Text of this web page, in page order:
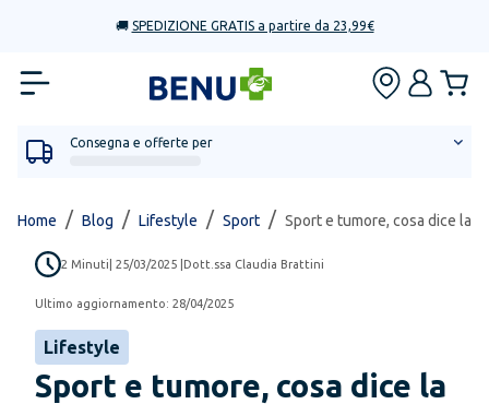
🚚 SPEDIZIONE GRATIS a partire da 23,99€
Consegna e offerte per
Home / Blog / Lifestyle / Sport / Sport e tumore, cosa dice la
2 Minuti 25/03/2025 Dott.ssa Claudia Brattini
Ultimo aggiornamento: 28/04/2025
Lifestyle
Sport e tumore, cosa dice la